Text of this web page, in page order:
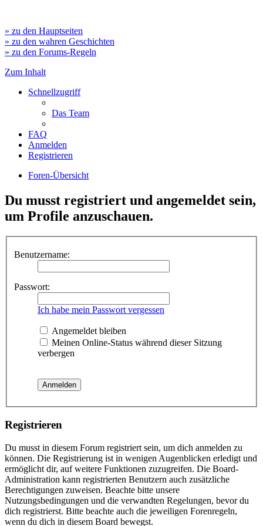
» zu den Hauptseiten
» zu den wahren Geschichten
» zu den Forums-Regeln
Zum Inhalt
Schnellzugriff
Das Team
FAQ
Anmelden
Registrieren
Foren-Übersicht
Du musst registriert und angemeldet sein,
um Profile anzuschauen.
Benutzername:
Passwort:
Ich habe mein Passwort vergessen
Angemeldet bleiben
Meinen Online-Status während dieser Sitzung
verbergen
Registrieren
Du musst in diesem Forum registriert sein, um dich anmelden zu
können. Die Registrierung ist in wenigen Augenblicken erledigt und
ermöglicht dir, auf weitere Funktionen zuzugreifen. Die Board-
Administration kann registrierten Benutzern auch zusätzliche
Berechtigungen zuweisen. Beachte bitte unsere
Nutzungsbedingungen und die verwandten Regelungen, bevor du
dich registrierst. Bitte beachte auch die jeweiligen Forenregeln,
wenn du dich in diesem Board bewegst.